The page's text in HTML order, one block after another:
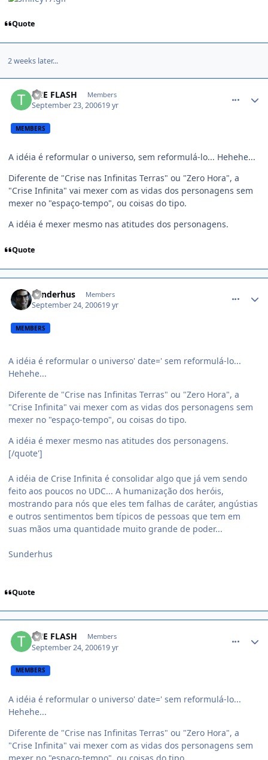
Quote
2 weeks later...
THE FLASH Members
September 23, 200619 yr
MEMBERS
A idéia é reformular o universo, sem reformulá-lo... Hehehe...
Diferente de "Crise nas Infinitas Terras" ou "Zero Hora", a
"Crise Infinita" vai mexer com as vidas dos personagens sem
mexer no "espaço-tempo", ou coisas do tipo.
A idéia é mexer mesmo nas atitudes dos personagens.
Quote
sunderhus Members
September 24, 200619 yr
MEMBERS
A idéia é reformular o universo' date=' sem reformulá-lo...
Hehehe...
Diferente de "Crise nas Infinitas Terras" ou "Zero Hora", a
"Crise Infinita" vai mexer com as vidas dos personagens sem
mexer no "espaço-tempo", ou coisas do tipo.
A idéia é mexer mesmo nas atitudes dos personagens.
[/quote']
A idéia de Crise Infinita é consolidar algo que já vem sendo
feito aos poucos no UDC... A humanização dos heróis,
mostrando para nós que eles tem falhas de caráter, angústias
e outros sentimentos bem típicos de pessoas que tem em
suas mãos uma quantidade muito grande de poder...
Sunderhus
Quote
THE FLASH Members
September 24, 200619 yr
MEMBERS
A idéia é reformular o universo' date=' sem reformulá-lo...
Hehehe...
Diferente de "Crise nas Infinitas Terras" ou "Zero Hora", a
"Crise Infinita" vai mexer com as vidas dos personagens sem